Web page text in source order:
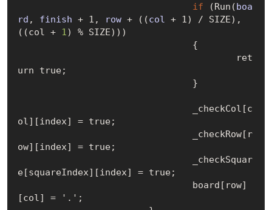
if (Run(boa
rd , finish + 1, row + ((col + 1) / SIZE),
((col + 1) % SIZE)))
urn true;
				_checkCol
[c
ol] [index] = true;
				_checkRow
[ r
ow] [index] = true;
e[squareIndex] [index] = true;
				board
[ row]
[col] = '.' ;